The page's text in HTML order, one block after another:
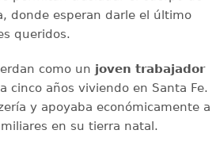
donde esperan darle el último
queridos.
como un joven trabajador
cinco años viviendo en Santa Fe.
y apoyaba económicamente a
en su tierra natal.